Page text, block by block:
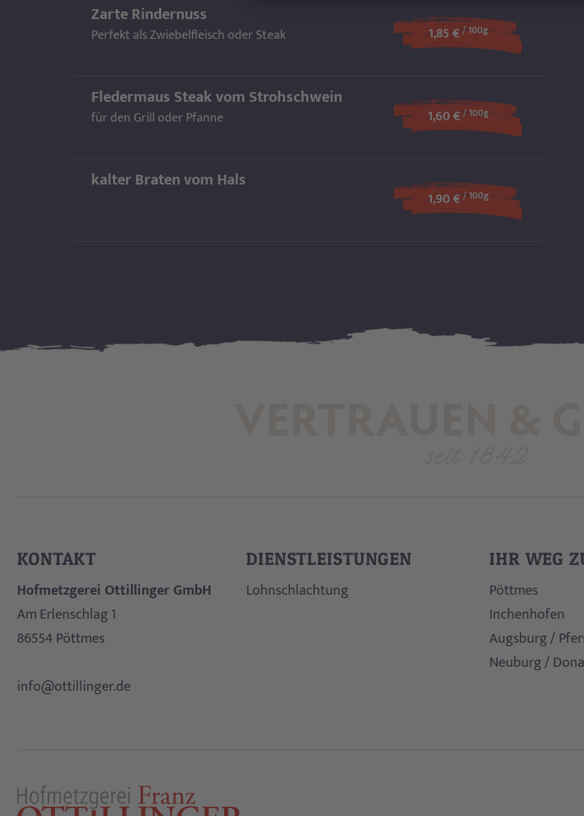
Zarte Rindernuss
Perfekt als Zwiebelfleisch oder Steak 1,85 €/ 100g
Fledermaus Steak vom Strohschwein
für den Grill oder Pfanne 1,60 €/ 100g
kalter Braten vom Hals
1,90 €/ 100g
KONTAKT
Hofmetzgerei Ottillinger GmbH
Am Erlenschlag 1
86554Pöttmes
info@ottillinger.de
DIENSTLEISTUNGEN
Lohnschlachtung
IHR WEG
Pöttmes
Inchenhofen
Augsburg /
Neuburg /